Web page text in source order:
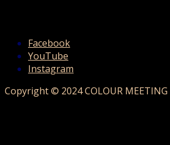
Facebook
YouTube
Instagram
Copyright © 2024 COLOUR MEETING